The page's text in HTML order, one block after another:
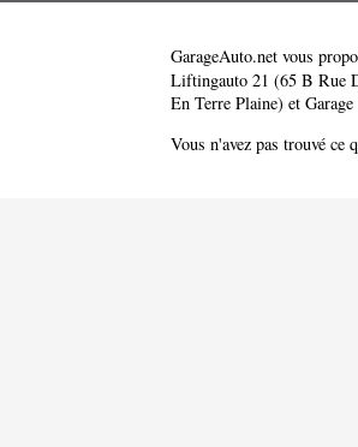
GarageAuto.net vous
Liftingauto 21 (65 B Rue
En Terre Plaine) et
Vous n'avez pas trouvé ce